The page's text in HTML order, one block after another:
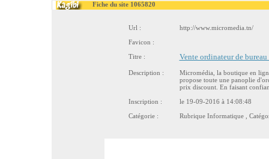
Fiche du site 1065820
Url :
http://www.micromedia.tn/
Favicon :
Titre :
Vente ordinateur de
Description :
Micromédia, la boutique en
propose toute une panoplie
prix discount. En faisant
Inscription :
le 19-09-2016 à 14:08:48
Catégorie :
Rubrique Informatique,